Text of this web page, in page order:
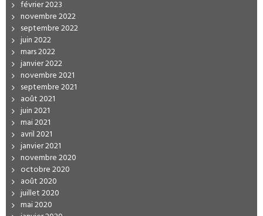
février 2023
novembre 2022
septembre 2022
juin 2022
mars 2022
janvier 2022
novembre 2021
septembre 2021
août 2021
juin 2021
mai 2021
avril 2021
janvier 2021
novembre 2020
octobre 2020
août 2020
juillet 2020
mai 2020